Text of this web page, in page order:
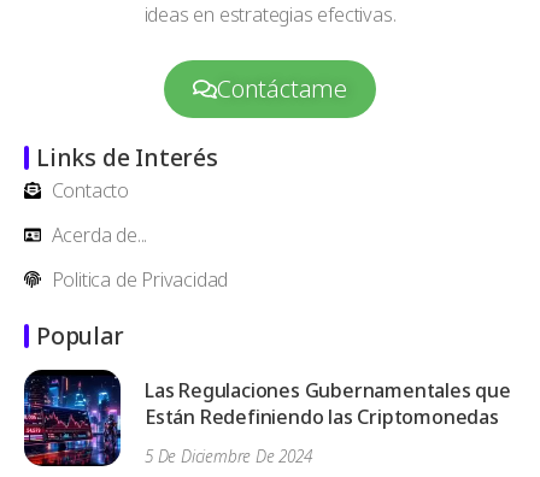
ideas en estrategias efectivas.
Contáctame
Links de Interés
Contacto
Acerda de...
Politica de Privacidad
Popular
Las Regulaciones Gubernamentales que
Están Redefiniendo las Criptomonedas
5 De Diciembre De 2024